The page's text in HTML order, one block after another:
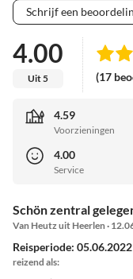
Schrijf een
4.00
Uit 5 (17
4.59
Voorzieningen
4.00
Service
Schön zentral
Van Heutz uit Heerlen ·
Reisperiode: 05.06.2022
reizend als: